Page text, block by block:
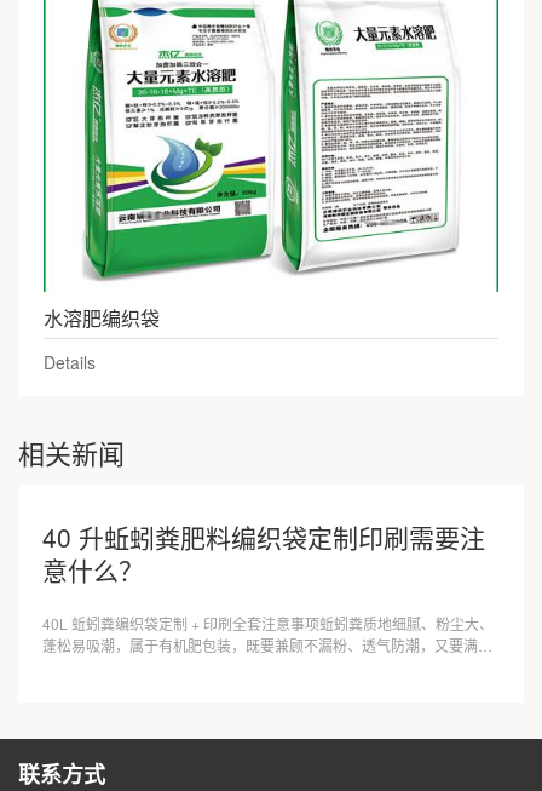
水溶肥编织袋
Details
相关新闻
40 升蚯蚓粪肥料编织袋定制印刷需要注
意什么？
40L 蚯蚓粪编织袋定制 + 印刷全套注意事项蚯蚓粪质地细腻、粉尘大、
蓬松易吸潮，属于有机肥包装，既要兼顾不漏粉、透气防潮，又要满足
联系方式